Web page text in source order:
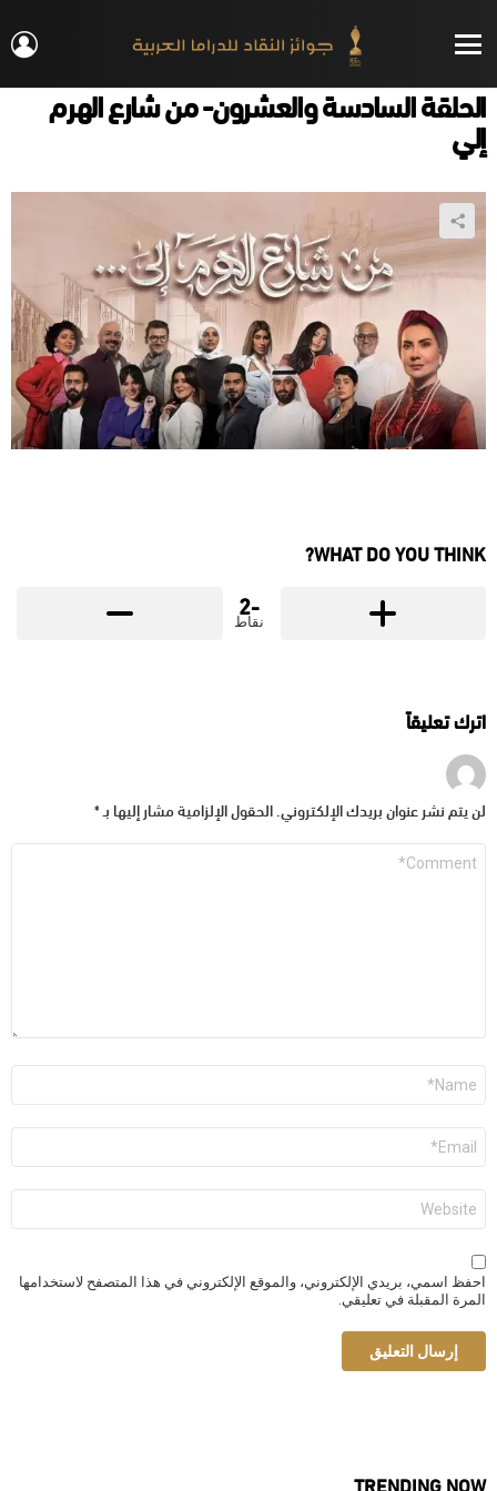
الحلقة السادسة والعشرون- من شارع الهرم
إلي
WHAT DO YOU THINK?
-2
نقاط
اترك تعليقاً
لن يتم نشر عنوان بريدك الإلكتروني. الحقول الإلزامية مشار إليها بـ *
التعليق
الاسم
البريد
الإلكتروني
*
الموقع
الإلكتروني
احفظ اسمي، بريدي الإلكتروني، والموقع الإلكتروني في هذا المتصفح لاستخدامها
المرة المقبلة في تعليقي.
TRENDING NOW